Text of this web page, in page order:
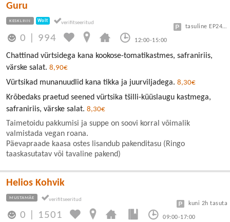
Guru
KESKLINN Wolt
0 994 12:00-15:00
tasuline EP24 või Vanalinn
Chattinad vürtsidega kana kookose-tomatikastmes, safraniriis,
värske salat. 8,90€
Vürtsikad munanuudlid kana tikka ja juurviljadega. 8,30€
Krõbedaks praetud seened vürtsika tšilli-küüslaugu kastmega,
safraniriis, värske salat. 8,30€
Taimetoidu pakkumisi ja suppe on soovi korral võimalik
valmistada vegan roana.
Päevapraade kaasa ostes lisandub pakenditasu (Ringo
taaskasutatav või tavaline pakend)
Helios Kohvik
MUSTAMÄE
0 1501 09:00-17:00
kuni 2h tasuta